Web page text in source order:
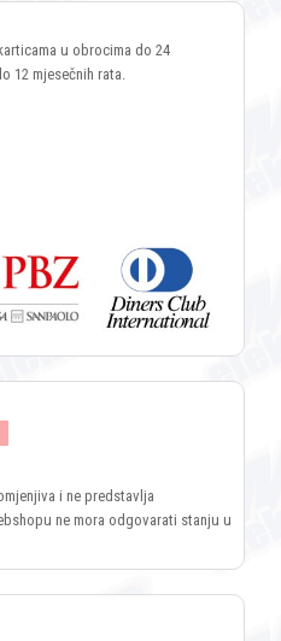
u obrocima do 24
12 mjesečnih rata.
i ne predstavlja
ne mora odgovarati stanju u